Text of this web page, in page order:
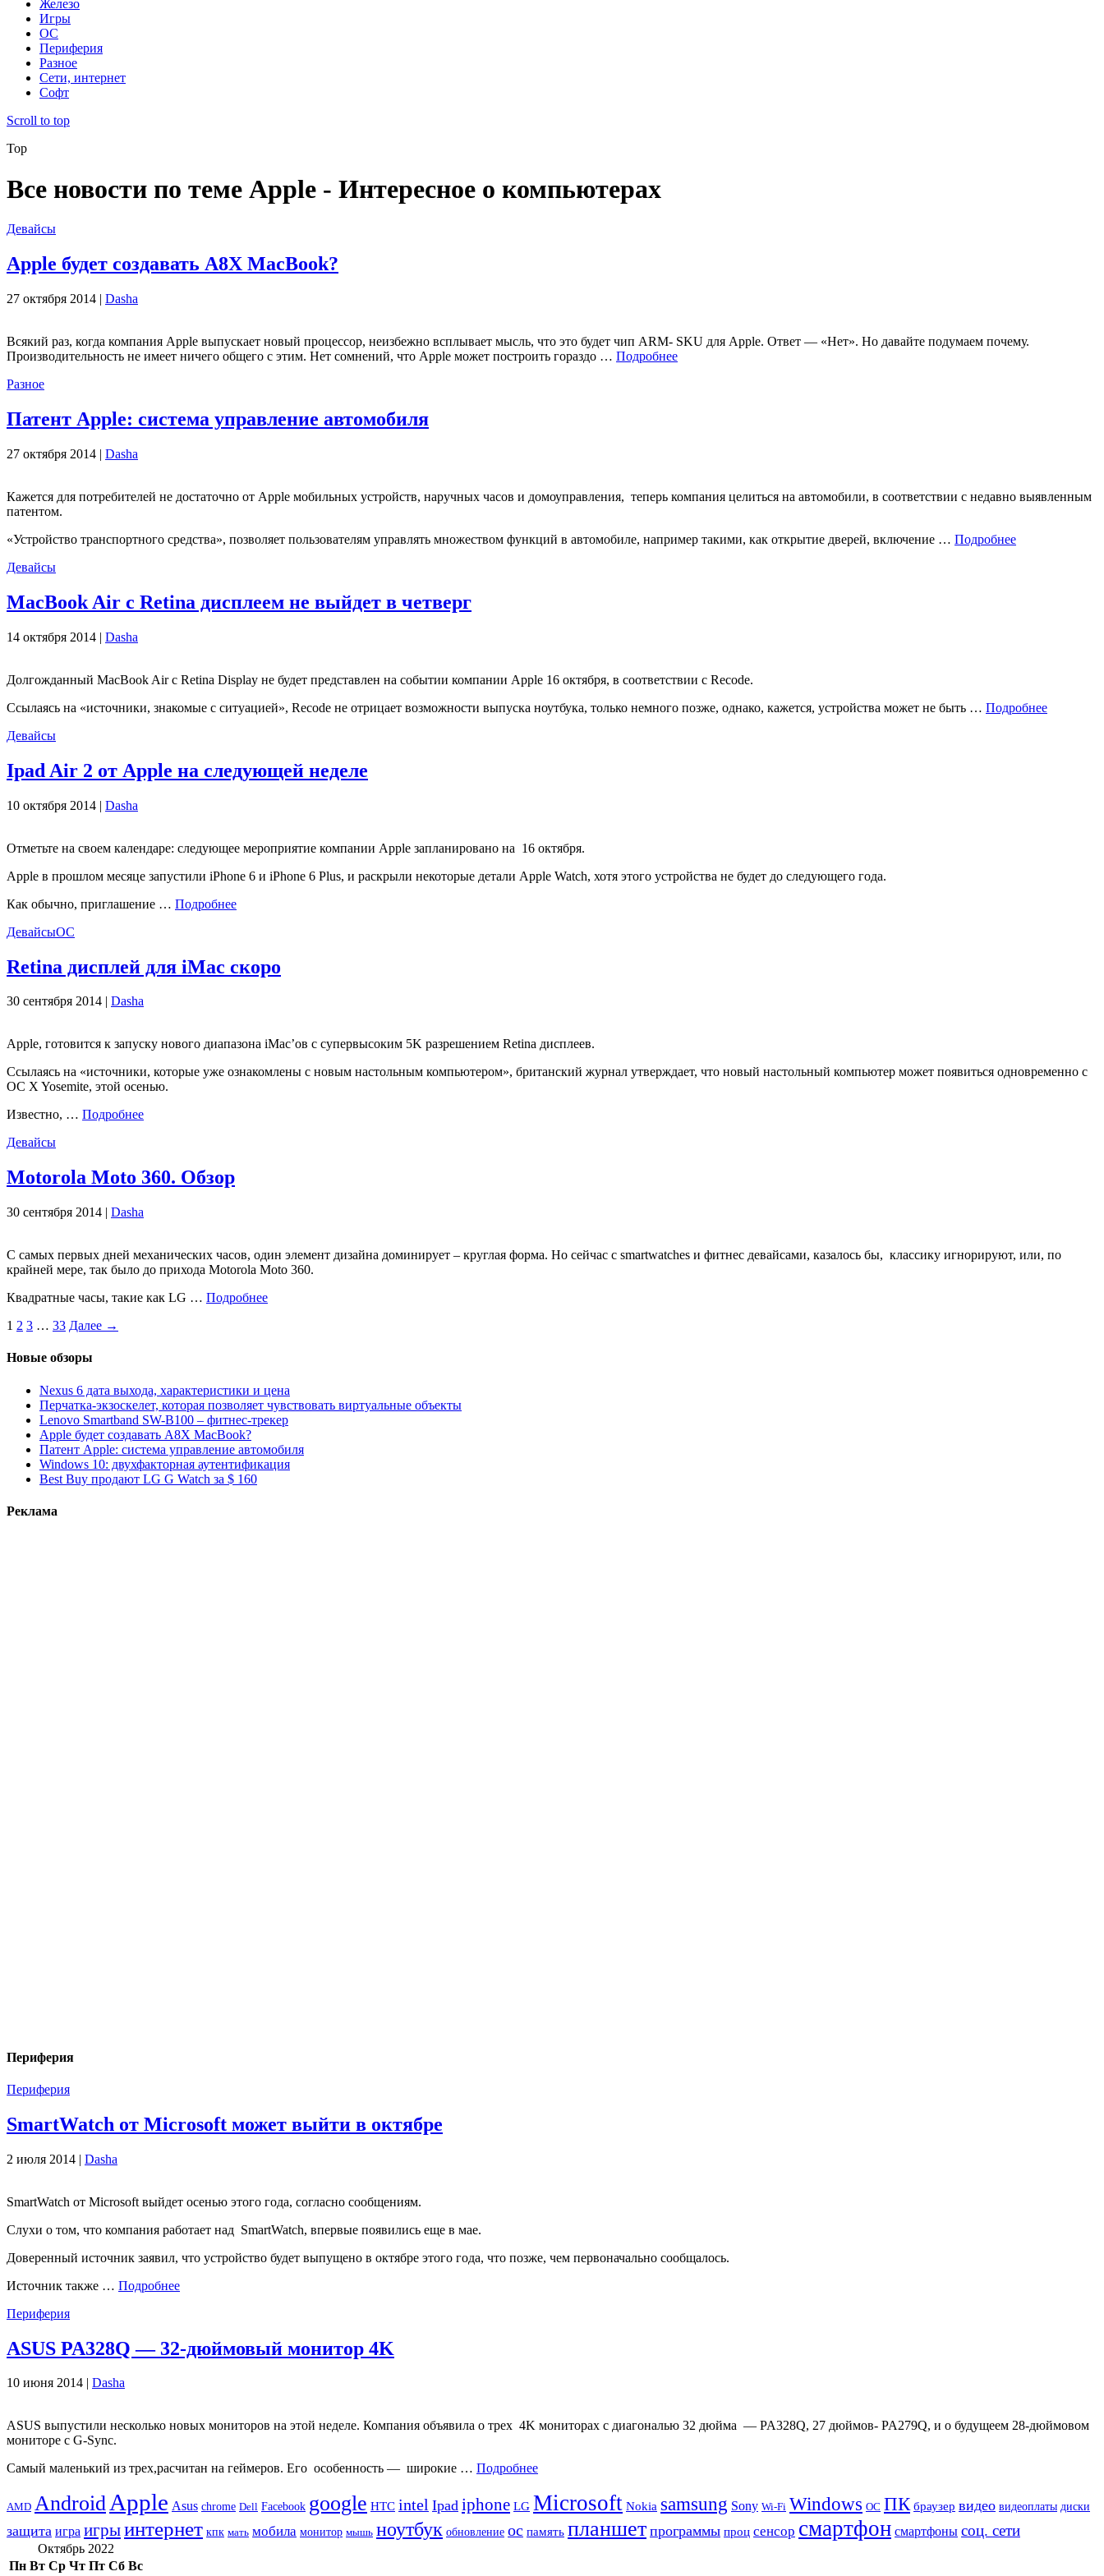
Железо
Игры
ОС
Периферия
Разное
Сети, интернет
Софт
Scroll to top
Top
Все новости по теме Apple - Интересное о компьютерах
Девайсы
Apple будет создавать A8X MacBook?
27 октября 2014 | Dasha
Всякий раз, когда компания Apple выпускает новый процессор, неизбежно всплывает мысль, что это будет чип ARM- SKU для Apple. Ответ — «Нет». Но давайте подумаем почему.
Производительность не имеет ничего общего с этим. Нет сомнений, что Apple может построить гораздо … Подробнее
Разное
Патент Apple: система управление автомобиля
27 октября 2014 | Dasha
Кажется для потребителей не достаточно от Apple мобильных устройств, наручных часов и домоуправления, теперь компания целиться на автомобили, в соответствии с недавно выявленным
патентом.
«Устройство транспортного средства», позволяет пользователям управлять множеством функций в автомобиле, например такими, как открытие дверей, включение … Подробнее
Девайсы
MacBook Air с Retina дисплеем не выйдет в четверг
14 октября 2014 | Dasha
Долгожданный MacBook Air с Retina Display не будет представлен на событии компании Apple 16 октября, в соответствии с Recode.
Ссылаясь на «источники, знакомые с ситуацией», Recode не отрицает возможности выпуска ноутбука, только немного позже, однако, кажется, устройства может не быть … Подробнее
Девайсы
Ipad Air 2 от Apple на следующей неделе
10 октября 2014 | Dasha
Отметьте на своем ​​календаре: следующее мероприятие компании Apple запланировано на 16 октября.
Apple в прошлом месяце запустили iPhone 6 и iPhone 6 Plus, и раскрыли некоторые детали Apple Watch, хотя этого устройства не будет до следующего года.
Как обычно, приглашение … Подробнее
ДевайсыОС
Retina дисплей для iMac скоро
30 сентября 2014 | Dasha
Apple, готовится к запуску нового диапазона iMac’ов с супервысоким 5K разрешением Retina дисплеев.
Ссылаясь на «источники, которые уже ознакомлены с новым настольным компьютером», британский журнал утверждает, что новый настольный компьютер может появиться одновременно с
OС X Yosemite, этой осенью.
Известно, … Подробнее
Девайсы
Motorola Moto 360. Обзор
30 сентября 2014 | Dasha
С самых первых дней механических часов, один элемент дизайна доминирует – круглая форма. Но сейчас с smartwatches и фитнес девайсами, казалось бы, классику игнорируют, или, по
крайней мере, так было до прихода Motorola Moto 360.
Квадратные часы, такие как LG … Подробнее
1 2 3 … 33 Далее →
Новые обзоры
Nexus 6 дата выхода, характеристики и цена
Перчатка-экзоскелет, которая позволяет чувствовать виртуальные объекты
Lenovo Smartband SW-B100 – фитнес-трекер
Apple будет создавать A8X MacBook?
Патент Apple: система управление автомобиля
Windows 10: двухфакторная аутентификация
Best Buy продают LG G Watch за $ 160
Реклама
Периферия
Периферия
SmartWatch от Microsoft может выйти в октябре
2 июля 2014 | Dasha
SmartWatch от Microsoft выйдет осенью этого года, согласно сообщениям.
Слухи о том, что компания работает над SmartWatch, впервые появились еще в мае.
Доверенный источник заявил, что устройство будет выпущено в октябре этого года, что позже, чем первоначально сообщалось.
Источник также … Подробнее
Периферия
ASUS PA328Q — 32-дюймовый монитор 4K
10 июня 2014 | Dasha
ASUS выпустили несколько новых мониторов на этой неделе. Компания объявила о трех 4K мониторах с диагональю 32 дюйма — PA328Q, 27 дюймов- PA279Q, и о будущеем 28-дюймовом
мониторе с G-Sync.
Самый маленький из трех,расчитан ​​на геймеров. Его особенность — широкие … Подробнее
AMD AndroidApple Asus chrome Dell Facebook google HTC intel Ipad iphone LG Microsoft Nokia samsung Sony Wi-Fi Windows ОС ПК браузер видео видеоплаты диски
защита игра игрыинтернет кпк мать мобила монитор мышь ноутбук обновление ос память планшет программы проц сенсор смартфон смартфоны соц. сети
Октябрь 2022
Пн Вт Ср Чт Пт Сб Вс